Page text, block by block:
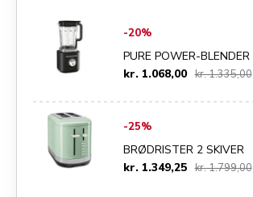
Go toPure Power-blender
-20%
PURE POWER-BLENDER
kr. 1.068,00 kr. 1.335,00
Go toBRØDRISTER 2 SKIVER
-25%
BRØDRISTER 2 SKIVER
kr. 1.349,25 kr. 1.799,00